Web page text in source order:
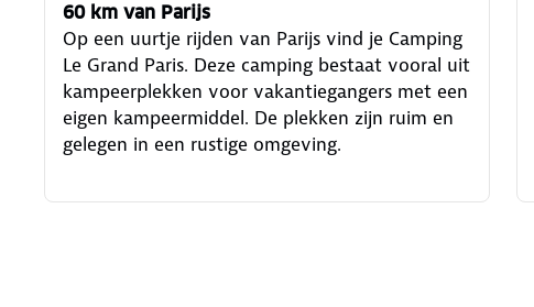
60 km van Parijs
Op een uurtje rijden van Parijs vind je Camping
Le Grand Paris. Deze camping bestaat vooral uit
kampeerplekken voor vakantiegangers met een
eigen kampeermiddel. De plekken zijn ruim en
gelegen in een rustige omgeving.